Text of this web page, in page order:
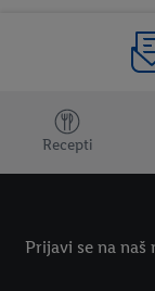
Dodatne teme
Recepti
Prijavi se na